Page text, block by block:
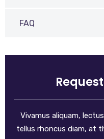
FAQ
Vivamus aliquam,
tellus rhoncus diam, at